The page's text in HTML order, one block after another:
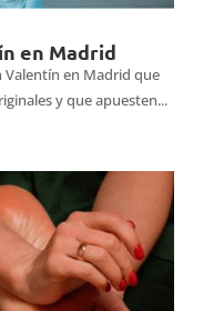
en Madrid
Valentín en Madrid que
y que apuesten...